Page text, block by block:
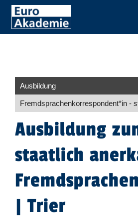
Ausbildung
Fremd­sprachen­korre­spon­dent​*in -
Ausbildung
staatlich
| Trier